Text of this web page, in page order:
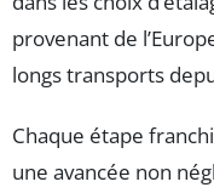
provenant de
longs transports
Chaque étape
une avancée non